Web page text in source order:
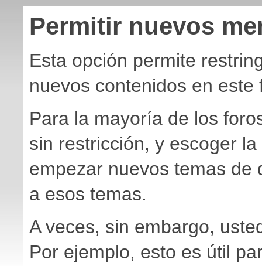
Permitir nuevos
Esta opción permite
nuevos contenidos en este
Para la mayoría de los
sin restricción, y escoger
empezar nuevos temas de
a esos temas.
A veces, sin embargo,
Por ejemplo, esto es útil